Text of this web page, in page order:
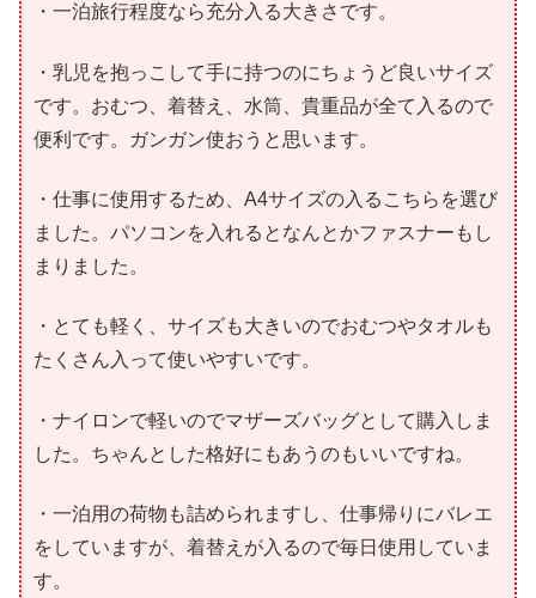
・一泊旅行程度なら充分入る大きさです。
・乳児を抱っこして手に持つのにちょうど良いサイズ
です。おむつ、着替え、水筒、貴重品が全て入るので
便利です。ガンガン使おうと思います。
・仕事に使用するため、A4サイズの入るこちらを選び
ました。パソコンを入れるとなんとかファスナーもし
まりました。
・とても軽く、サイズも大きいのでおむつやタオルも
たくさん入って使いやすいです。
・ナイロンで軽いのでマザーズバッグとして購入しま
した。ちゃんとした格好にもあうのもいいですね。
・一泊用の荷物も詰められますし、仕事帰りにバレエ
をしていますが、着替えが入るので毎日使用していま
す。